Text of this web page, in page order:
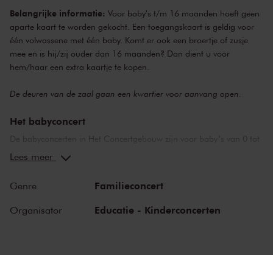
Belangrijke informatie: Voor baby's t/m 16 maanden hoeft geen
aparte kaart te worden gekocht. Een toegangskaart is geldig voor
één volwassene met één baby. Komt er ook een broertje of zusje
mee en is hij/zij ouder dan 16 maanden? Dan dient u voor
hem/haar een extra kaartje te kopen.
De deuren van de zaal gaan een kwartier voor aanvang open.
Het babyconcert
De babyconcerten in Het Concertgebouw zijn voor baby’s van 0 tot
en met 16 maanden. Deze concerten bieden een prachtige
ervaring voor de allerjongsten. Het is verrassend leuk om te zien
hoe kleine kinderen reageren en meedoen met de muziek!
Lees meer
Genre Familieconcert
Organisator Educatie - Kinderconcerten